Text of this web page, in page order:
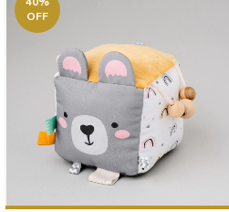
OFF